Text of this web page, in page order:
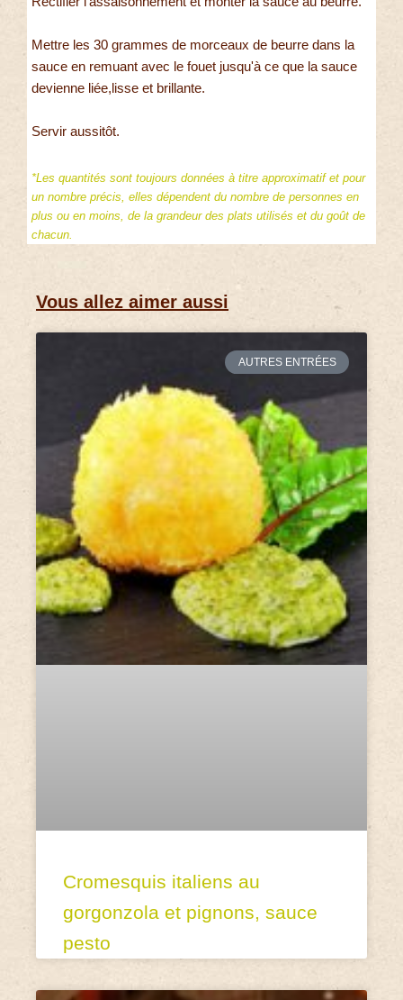
Mettre les 30 grammes de morceaux de beurre dans la
sauce en remuant avec le fouet jusqu'à ce que la sauce
devienne liée,lisse et brillante.
Servir aussitôt.
*Les quantités sont toujours données à titre approximatif et pour
un nombre précis, elles dépendent du nombre de personnes en
plus ou en moins, de la grandeur des plats utilisés et du goût de
chacun.
Vous allez aimer aussi
AUTRES ENTRÉES
Cromesquis italiens au
gorgonzola et pignons, sauce
pesto